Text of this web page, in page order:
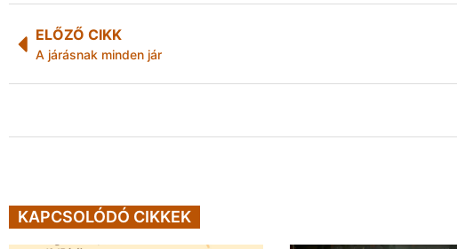
ELŐZŐ CIKK
A járásnak minden jár
KAPCSOLÓDÓ CIKKEK